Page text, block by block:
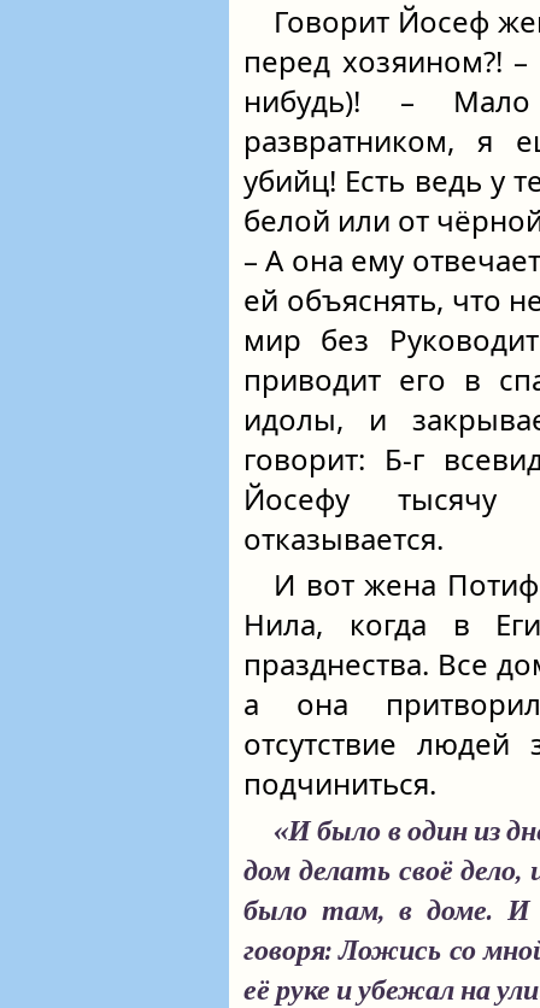
Говорит Йосеф
перед хозяином?!
нибудь)! –
развратником, я
убийц! Есть ведь у
белой или от
– А она ему
ей объяснять, что
мир без
приводит его в
идолы, и
говорит: Б-г
Йосефу
отказывается.
И вот жена
Нила, когда в
празднества. Все
а она
отсутствие людей
подчиниться.
«И было в один из
дом делать своё
было там, в доме. И
говоря: Ложись со
её руке и убежал на